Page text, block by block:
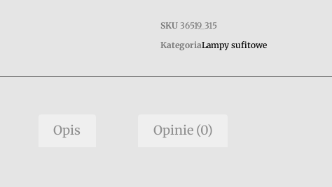
SKU 36519_315
KategoriaLampy sufitowe
Opis Opinie (0)